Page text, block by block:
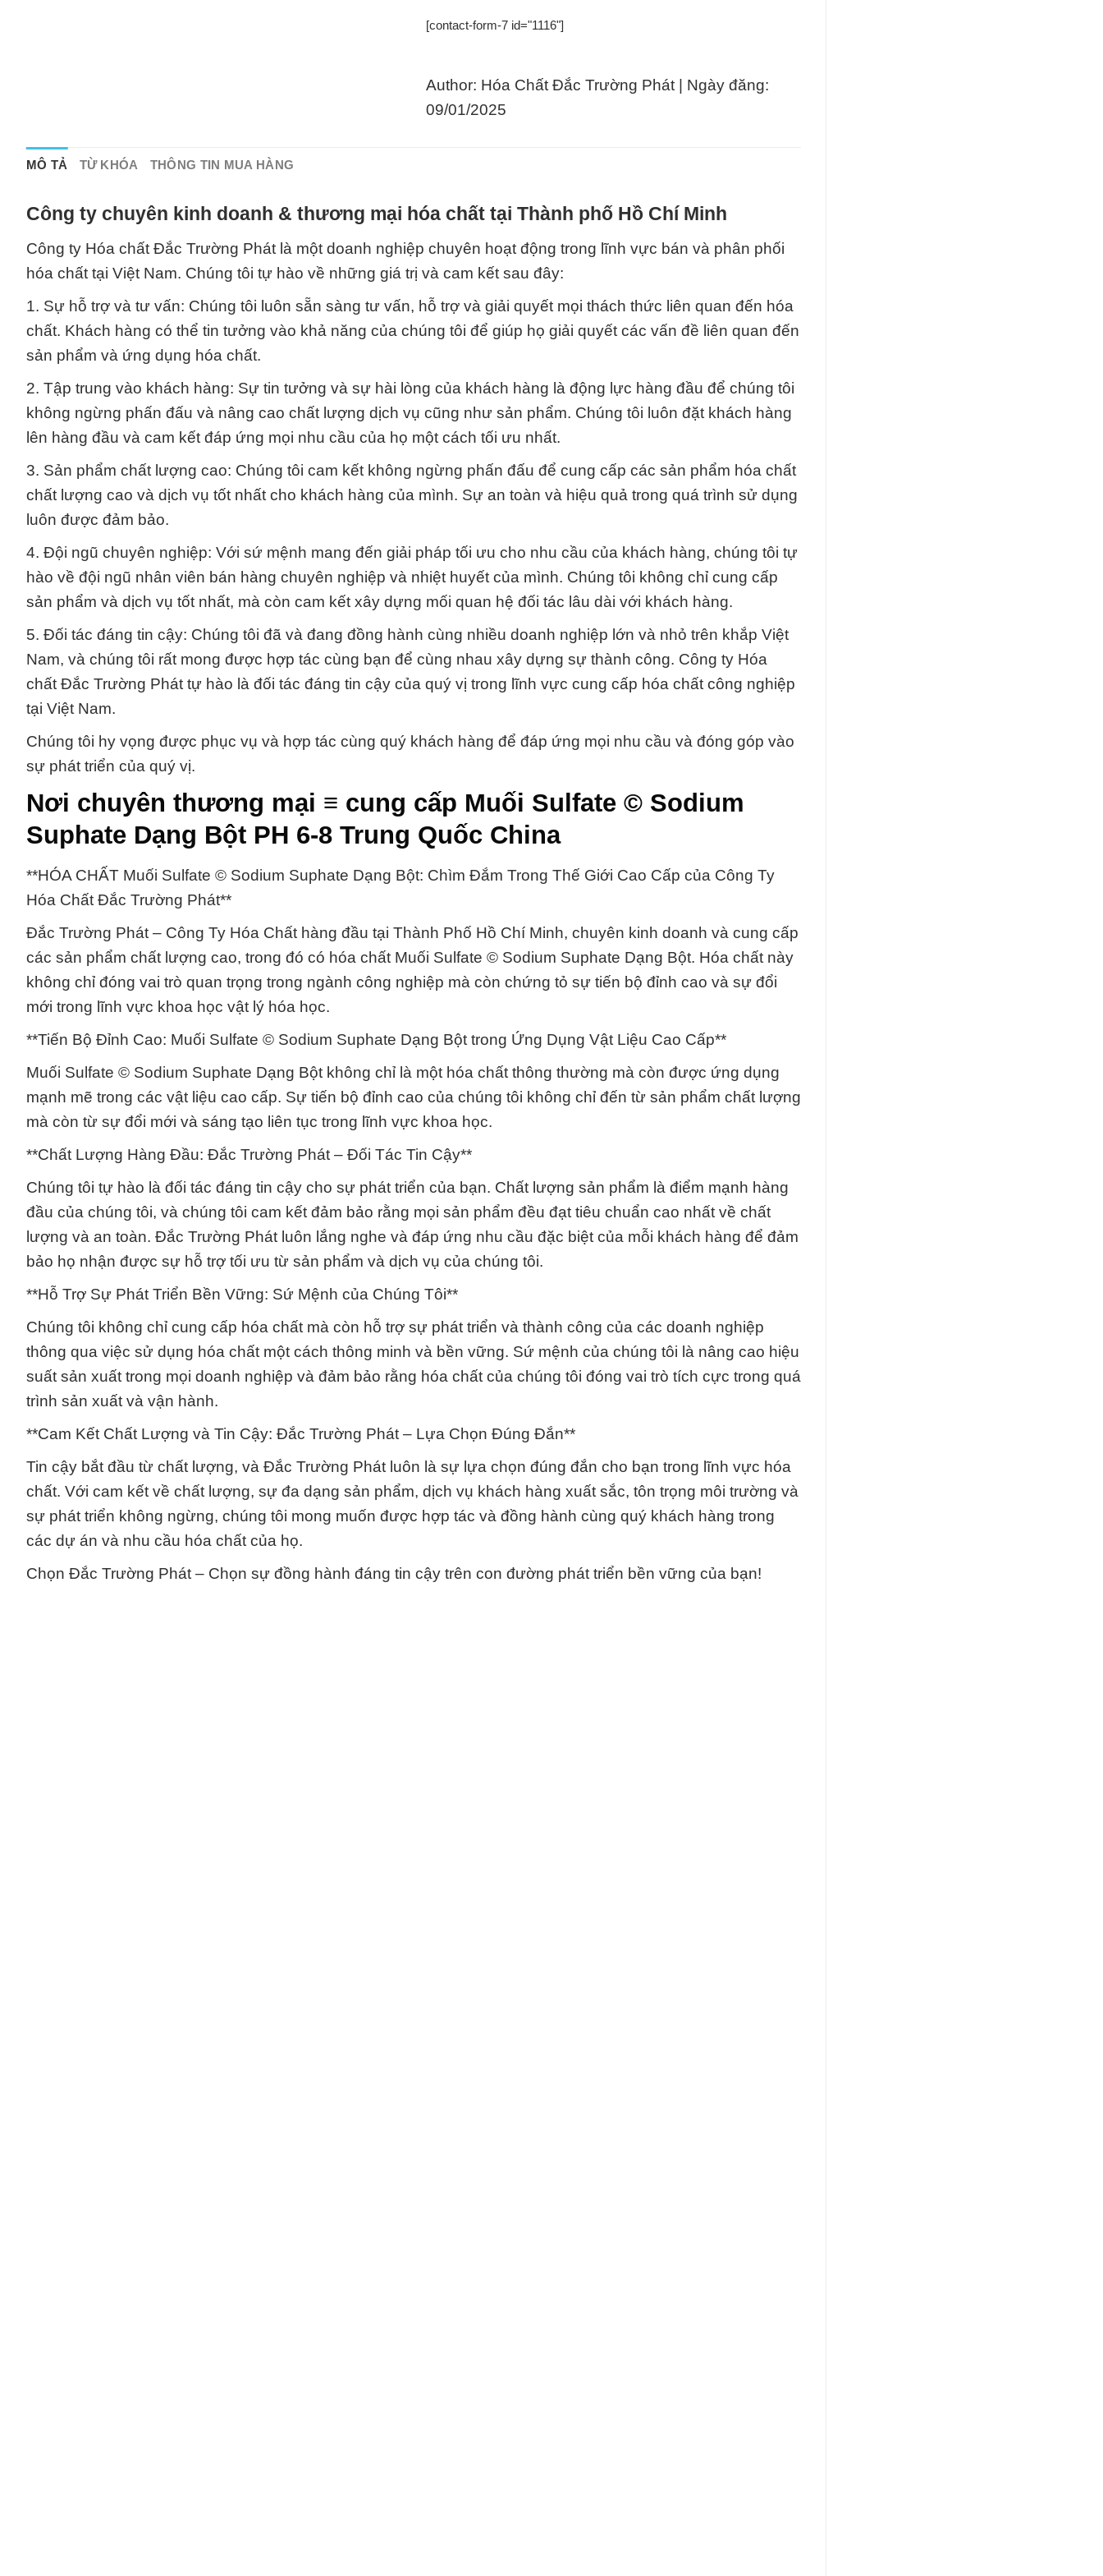
[contact-form-7 id="1116"]
Author: Hóa Chất Đắc Trường Phát | Ngày đăng:
09/01/2025
MÔ TẢ TỪ KHÓA THÔNG TIN MUA HÀNG
Công ty chuyên kinh doanh & thương mại hóa chất tại Thành phố Hồ Chí Minh
Công ty Hóa chất Đắc Trường Phát là một doanh nghiệp chuyên hoạt động trong lĩnh vực bán và phân phối
hóa chất tại Việt Nam. Chúng tôi tự hào về những giá trị và cam kết sau đây:
1. Sự hỗ trợ và tư vấn: Chúng tôi luôn sẵn sàng tư vấn, hỗ trợ và giải quyết mọi thách thức liên quan đến hóa
chất. Khách hàng có thể tin tưởng vào khả năng của chúng tôi để giúp họ giải quyết các vấn đề liên quan đến
sản phẩm và ứng dụng hóa chất.
2. Tập trung vào khách hàng: Sự tin tưởng và sự hài lòng của khách hàng là động lực hàng đầu để chúng tôi
không ngừng phấn đấu và nâng cao chất lượng dịch vụ cũng như sản phẩm. Chúng tôi luôn đặt khách hàng
lên hàng đầu và cam kết đáp ứng mọi nhu cầu của họ một cách tối ưu nhất.
3. Sản phẩm chất lượng cao: Chúng tôi cam kết không ngừng phấn đấu để cung cấp các sản phẩm hóa chất
chất lượng cao và dịch vụ tốt nhất cho khách hàng của mình. Sự an toàn và hiệu quả trong quá trình sử dụng
luôn được đảm bảo.
4. Đội ngũ chuyên nghiệp: Với sứ mệnh mang đến giải pháp tối ưu cho nhu cầu của khách hàng, chúng tôi tự
hào về đội ngũ nhân viên bán hàng chuyên nghiệp và nhiệt huyết của mình. Chúng tôi không chỉ cung cấp
sản phẩm và dịch vụ tốt nhất, mà còn cam kết xây dựng mối quan hệ đối tác lâu dài với khách hàng.
5. Đối tác đáng tin cậy: Chúng tôi đã và đang đồng hành cùng nhiều doanh nghiệp lớn và nhỏ trên khắp Việt
Nam, và chúng tôi rất mong được hợp tác cùng bạn để cùng nhau xây dựng sự thành công. Công ty Hóa
chất Đắc Trường Phát tự hào là đối tác đáng tin cậy của quý vị trong lĩnh vực cung cấp hóa chất công nghiệp
tại Việt Nam.
Chúng tôi hy vọng được phục vụ và hợp tác cùng quý khách hàng để đáp ứng mọi nhu cầu và đóng góp vào
sự phát triển của quý vị.
Nơi chuyên thương mại ≡ cung cấp Muối Sulfate © Sodium
Suphate Dạng Bột PH 6-8 Trung Quốc China
**HÓA CHẤT Muối Sulfate © Sodium Suphate Dạng Bột: Chìm Đắm Trong Thế Giới Cao Cấp của Công Ty
Hóa Chất Đắc Trường Phát**
Đắc Trường Phát – Công Ty Hóa Chất hàng đầu tại Thành Phố Hồ Chí Minh, chuyên kinh doanh và cung cấp
các sản phẩm chất lượng cao, trong đó có hóa chất Muối Sulfate © Sodium Suphate Dạng Bột. Hóa chất này
không chỉ đóng vai trò quan trọng trong ngành công nghiệp mà còn chứng tỏ sự tiến bộ đỉnh cao và sự đổi
mới trong lĩnh vực khoa học vật lý hóa học.
**Tiến Bộ Đỉnh Cao: Muối Sulfate © Sodium Suphate Dạng Bột trong Ứng Dụng Vật Liệu Cao Cấp**
Muối Sulfate © Sodium Suphate Dạng Bột không chỉ là một hóa chất thông thường mà còn được ứng dụng
mạnh mẽ trong các vật liệu cao cấp. Sự tiến bộ đỉnh cao của chúng tôi không chỉ đến từ sản phẩm chất lượng
mà còn từ sự đổi mới và sáng tạo liên tục trong lĩnh vực khoa học.
**Chất Lượng Hàng Đầu: Đắc Trường Phát – Đối Tác Tin Cậy**
Chúng tôi tự hào là đối tác đáng tin cậy cho sự phát triển của bạn. Chất lượng sản phẩm là điểm mạnh hàng
đầu của chúng tôi, và chúng tôi cam kết đảm bảo rằng mọi sản phẩm đều đạt tiêu chuẩn cao nhất về chất
lượng và an toàn. Đắc Trường Phát luôn lắng nghe và đáp ứng nhu cầu đặc biệt của mỗi khách hàng để đảm
bảo họ nhận được sự hỗ trợ tối ưu từ sản phẩm và dịch vụ của chúng tôi.
**Hỗ Trợ Sự Phát Triển Bền Vững: Sứ Mệnh của Chúng Tôi**
Chúng tôi không chỉ cung cấp hóa chất mà còn hỗ trợ sự phát triển và thành công của các doanh nghiệp
thông qua việc sử dụng hóa chất một cách thông minh và bền vững. Sứ mệnh của chúng tôi là nâng cao hiệu
suất sản xuất trong mọi doanh nghiệp và đảm bảo rằng hóa chất của chúng tôi đóng vai trò tích cực trong quá
trình sản xuất và vận hành.
**Cam Kết Chất Lượng và Tin Cậy: Đắc Trường Phát – Lựa Chọn Đúng Đắn**
Tin cậy bắt đầu từ chất lượng, và Đắc Trường Phát luôn là sự lựa chọn đúng đắn cho bạn trong lĩnh vực hóa
chất. Với cam kết về chất lượng, sự đa dạng sản phẩm, dịch vụ khách hàng xuất sắc, tôn trọng môi trường và
sự phát triển không ngừng, chúng tôi mong muốn được hợp tác và đồng hành cùng quý khách hàng trong
các dự án và nhu cầu hóa chất của họ.
Chọn Đắc Trường Phát – Chọn sự đồng hành đáng tin cậy trên con đường phát triển bền vững của bạn!